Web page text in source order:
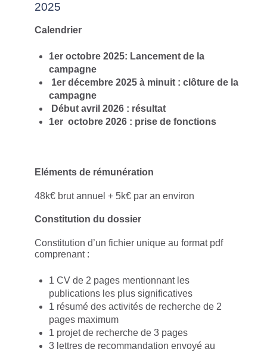
2025
Calendrier
1er octobre 2025: Lancement de la
campagne
1er décembre 2025 à minuit : clôture de la
campagne
Début avril 2026 : résultat
1er octobre 2026 : prise de fonctions
Eléments de rémunération
48k€ brut annuel + 5k€ par an environ
Constitution du dossier
Constitution d’un fichier unique au format pdf
comprenant :
1 CV de 2 pages mentionnant les
publications les plus significatives
1 résumé des activités de recherche de 2
pages maximum
1 projet de recherche de 3 pages
3 lettres de recommandation envoyé au